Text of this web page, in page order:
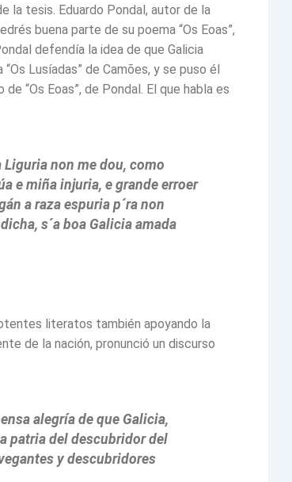
la tesis. Eduardo Pondal, autor de la
buena parte de su poema “Os Eoas”,
defendía la idea de que Galicia
Lusíadas” de Camões, y se puso él
“Os Eoas”, de Pondal. El que habla es
non me dou, como
e miña injuria, e grande erroer
a raza espuria p´ra non
s´a boa Galicia amada
literatos también apoyando la
de la nación, pronunció un discurso
alegría de que Galicia,
patria del descubridor del
y descubridores